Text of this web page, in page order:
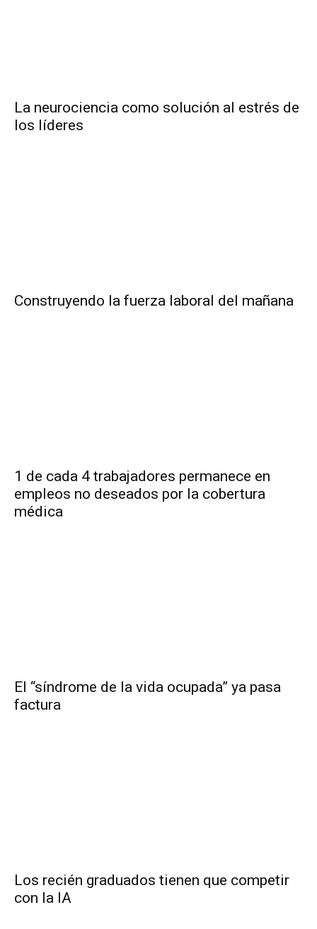
La neurociencia como solución al estrés de
los líderes
Construyendo la fuerza laboral del mañana
1 de cada 4 trabajadores permanece en
empleos no deseados por la cobertura
médica
El “síndrome de la vida ocupada” ya pasa
factura
Los recién graduados tienen que competir
con la IA